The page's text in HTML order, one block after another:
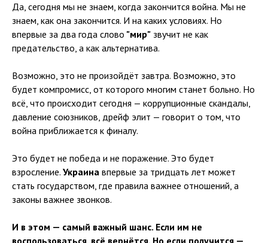
Да, сегодня мы не знаем, когда закончится война. Мы не
знаем, как она закончится. И на каких условиях. Но
впервые за два года слово "мир" звучит не как
предательство, а как альтернатива.
Возможно, это не произойдёт завтра. Возможно, это
будет компромисс, от которого многим станет больно. Но
всё, что происходит сегодня — коррупционные скандалы,
давление союзников, дрейф элит — говорит о том, что
война приближается к финалу.
Это будет не победа и не поражение. Это будет
взросление. Украина впервые за тридцать лет может
стать государством, где правила важнее отношений, а
законы важнее звонков.
И в этом — самый важный шанс. Если им не
воспользоваться, всё вернётся. Но если получится —